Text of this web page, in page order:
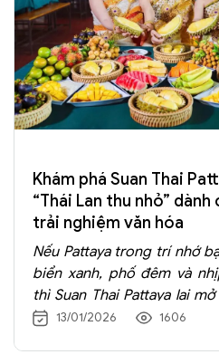
Khám phá Suan Thai
“Thái Lan thu nhỏ”
trải nghiệm văn hóa
Nếu Pattaya trong trí nhớ
biển xanh, phố đêm và
thì Suan Thai Pattaya lại
khác của Thái Lan: chậm rãi
13/01/2026 1606